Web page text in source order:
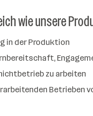
wie unsere
in der Produktion
zu arbeiten
Betrieben